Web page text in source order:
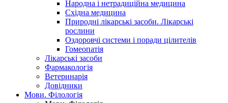
Народна і нетрадиційна медицина
Східна медицина
Природні лікарські засоби. Лікарські
рослини
Оздоровчі системи і поради цілителів
Гомеопатія
Лікарські засоби
Фармакологія
Ветеринарія
Довідники
Мови. Філологія